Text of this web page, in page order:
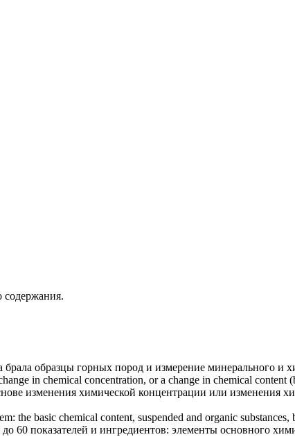
содержания.
брала образцы горных пород и измерение минерального и
in chemical concentration, or a change in chemical content
изменения химической концентрации или изменения
the basic chemical content, suspended and organic
60 показателей и ингредиентов: элементы основного